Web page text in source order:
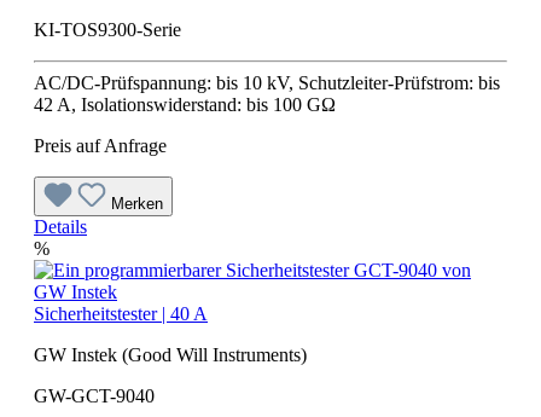
KI-TOS9300-Serie
AC/DC-Prüfspannung: bis 10 kV, Schutzleiter-Prüfstrom: bis
42 A, Isolationswiderstand: bis 100 GΩ
Preis auf Anfrage
Merken
Details
%
Sicherheitstester | 40 A
GW Instek (Good Will Instruments)
GW-GCT-9040